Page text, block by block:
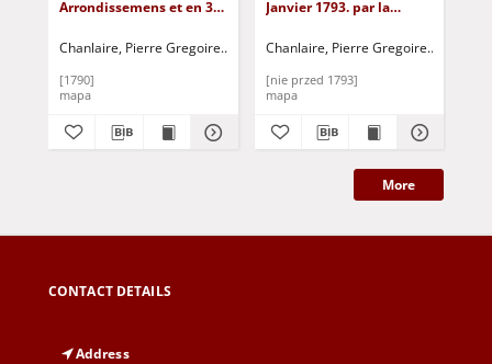
Arrondissemens et en 37.
kartograficzny]
Chanlaire, Pierre Gregoire Tardieu, P. A. F.
[1790]
mapa
Janvier 1793. par la
Arrondissemens et 33.
du Leman : Divise en 3.
Arrondissemens et 23.
[Dokument
kartograficzny]
Chanlaire, Pierre Gregoire
[nie przed 1793]
mapa
More
CONTACT DETAILS
Address